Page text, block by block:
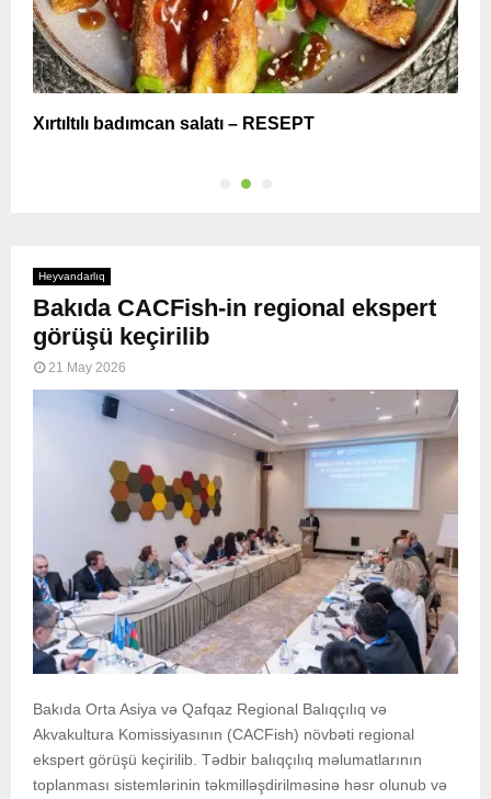
Xırtıltılı badımcan salatı – RESEPT
Heyvandarlıq
Bakıda CACFish-in regional ekspert
görüşü keçirilib
21 May 2026
Bakıda Orta Asiya və Qafqaz Regional Balıqçılıq və
Akvakultura Komissiyasının (CACFish) növbəti regional
ekspert görüşü keçirilib. Tədbir balıqçılıq məlumatlarının
toplanması sistemlərinin təkmilləşdirilməsinə həsr olunub və